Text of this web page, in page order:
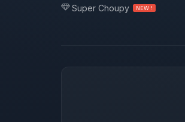
Super Choupy NEW !